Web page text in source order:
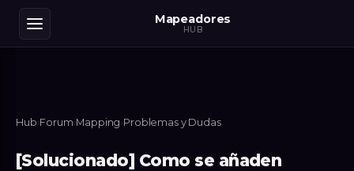
Mapeadores
HUB
Hub›Forum›Mapping›Problemas y Dudas
[Solucionado] Como se añaden